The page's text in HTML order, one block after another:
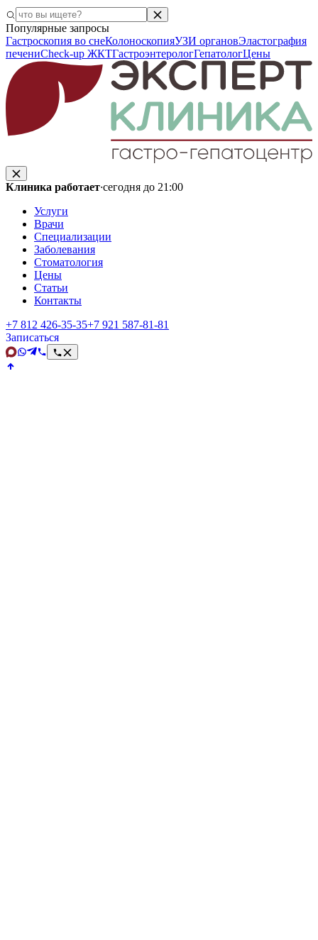
Популярные запросы
Гастроскопия во снеКолоноскопияУЗИ органовЭластография
печениCheck-up ЖКТГастроэнтерологГепатологЦены
Клиника работает·сегодня до 21:00
Услуги
Врачи
Специализации
Заболевания
Стоматология
Цены
Статьи
Контакты
+7 812 426‑35‑35+7 921 587‑81‑81
Записаться